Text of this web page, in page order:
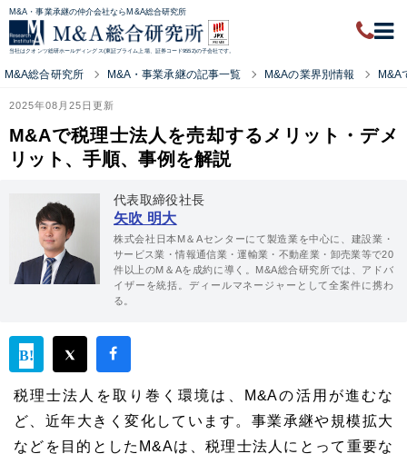
M&A・事業承継の仲介会社ならM&A総合研究所
当社はクオンツ総研ホールディングス(東証プライム上場、証券コード9552)の子会社です。
M&A総合研究所 M&A・事業承継の記事一覧 M&Aの業界別情報 M&A
2025年08月25日更新
M&Aで税理士法人を売却するメリット・デメ
リット、手順、事例を解説
代表取締役社長
矢吹 明大
株式会社日本M＆Aセンターにて製造業を中心に、建設業・
サービス業・情報通信業・運輸業・不動産業・卸売業等で20
件以上のM＆Aを成約に導く。M&A総合研究所では、アドバ
イザーを統括。ディールマネージャーとして全案件に携わ
る。
税理士法人を取り巻く環境は、M&Aの活用が進むな
ど、近年大きく変化しています。事業承継や規模拡大
などを目的としたM&Aは、税理士法人にとって重要な